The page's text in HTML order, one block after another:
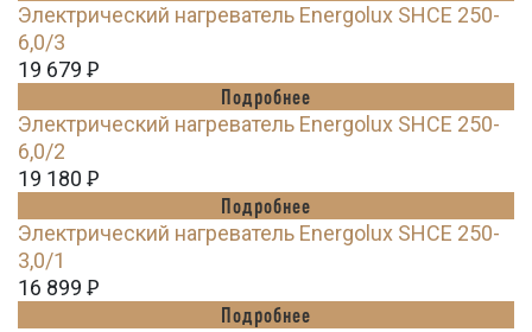
Электрический нагреватель Energolux SHCE 250-
6,0/3
19 679 Ꝑ
Подробнее
Электрический нагреватель Energolux SHCE 250-
6,0/2
19 180 Ꝑ
Подробнее
Электрический нагреватель Energolux SHCE 250-
3,0/1
16 899 Ꝑ
Подробнее